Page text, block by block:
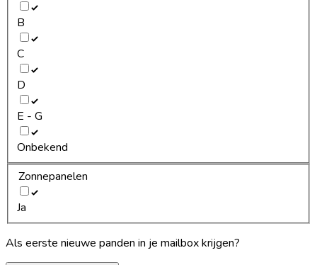
B
C
D
E - G
Onbekend
Zonnepanelen
Ja
Als eerste nieuwe panden in je mailbox krijgen?